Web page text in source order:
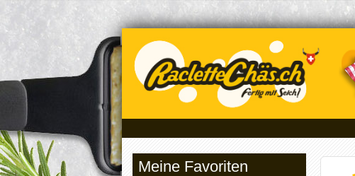
Meine Favoriten